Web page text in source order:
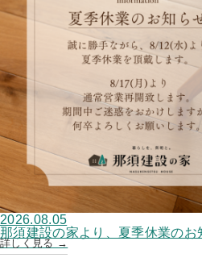
2026.08.05
那須建設の家より、夏季休業のお
詳しく見る →